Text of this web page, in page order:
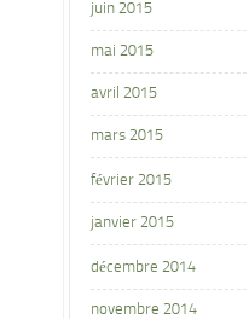
juin 2015
mai 2015
avril 2015
mars 2015
février 2015
janvier 2015
décembre 2014
novembre 2014